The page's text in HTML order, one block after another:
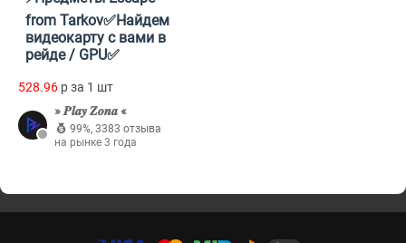
from Tarkov✅Найдем
видеокарту с вами в
рейде / GPU✅
528.96 p за 1 шт
» 𝑷𝒍𝒂𝒚 𝒁𝒐𝒏𝒂 «
99%, 3383 отзыва
на рынке 3 года